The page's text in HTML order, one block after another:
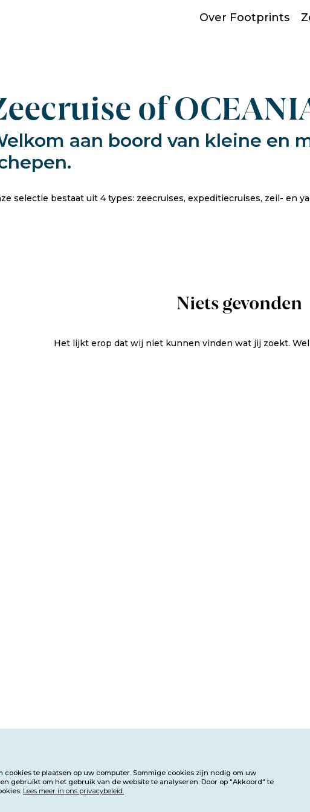
Over Footprints
of
aan boord van kleine en
selectie bestaat uit 4 types: zeecruises, expeditiecruises, zeil- en
Niets gevonden
Het lijkt erop dat wij niet kunnen vinden wat jij zoekt.
te plaatsen op uw computer. Sommige cookies zijn nodig om uw
gebruikt om het gebruik van de website te analyseren. Door op "Akkoord" te
Lees meer in ons privacybeleid.